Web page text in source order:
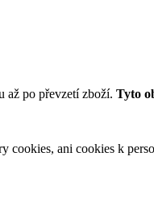
až po převzetí zboží. Tyto
ani cookies k